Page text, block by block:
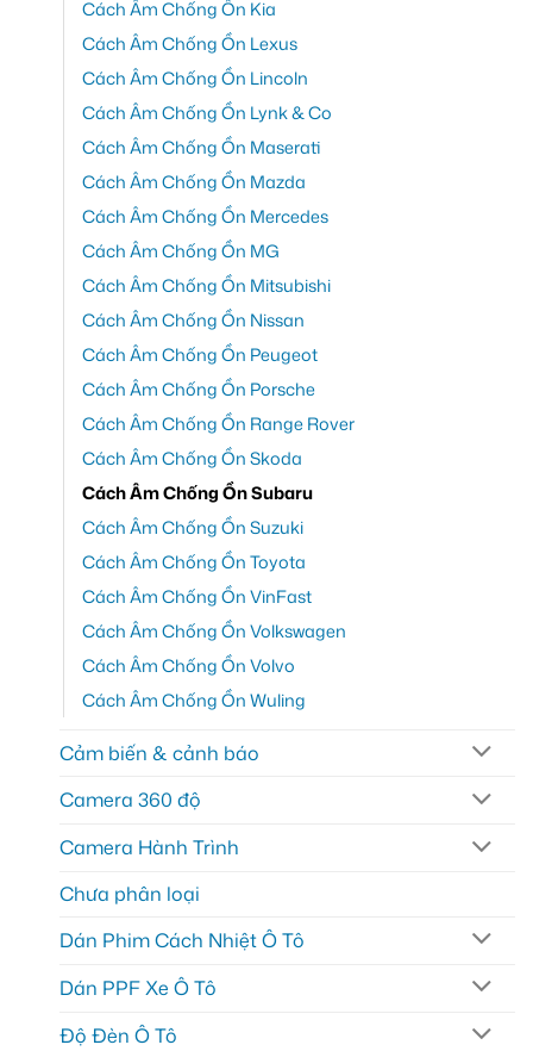
Cách Âm Chống Ồn Kia
Cách Âm Chống Ồn Lexus
Cách Âm Chống Ồn Lincoln
Cách Âm Chống Ồn Lynk & Co
Cách Âm Chống Ồn Maserati
Cách Âm Chống Ồn Mazda
Cách Âm Chống Ồn Mercedes
Cách Âm Chống Ồn MG
Cách Âm Chống Ồn Mitsubishi
Cách Âm Chống Ồn Nissan
Cách Âm Chống Ồn Peugeot
Cách Âm Chống Ồn Porsche
Cách Âm Chống Ồn Range Rover
Cách Âm Chống Ồn Skoda
Cách Âm Chống Ồn Subaru
Cách Âm Chống Ồn Suzuki
Cách Âm Chống Ồn Toyota
Cách Âm Chống Ồn VinFast
Cách Âm Chống Ồn Volkswagen
Cách Âm Chống Ồn Volvo
Cách Âm Chống Ồn Wuling
Cảm biến & cảnh báo
Camera 360 độ
Camera Hành Trình
Chưa phân loại
Dán Phim Cách Nhiệt Ô Tô
Dán PPF Xe Ô Tô
Độ Đèn Ô Tô